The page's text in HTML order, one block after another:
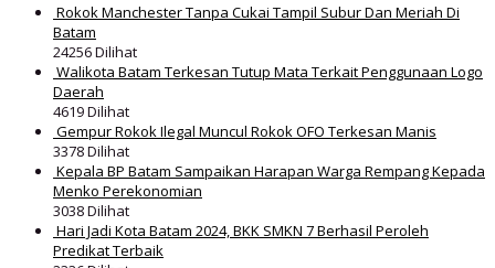
Rokok Manchester Tanpa Cukai Tampil Subur Dan Meriah Di
Batam
24256 Dilihat
Walikota Batam Terkesan Tutup Mata Terkait Penggunaan Logo
Daerah
4619 Dilihat
Gempur Rokok Ilegal Muncul Rokok OFO Terkesan Manis
3378 Dilihat
Kepala BP Batam Sampaikan Harapan Warga Rempang Kepada
Menko Perekonomian
3038 Dilihat
Hari Jadi Kota Batam 2024, BKK SMKN 7 Berhasil Peroleh
Predikat Terbaik